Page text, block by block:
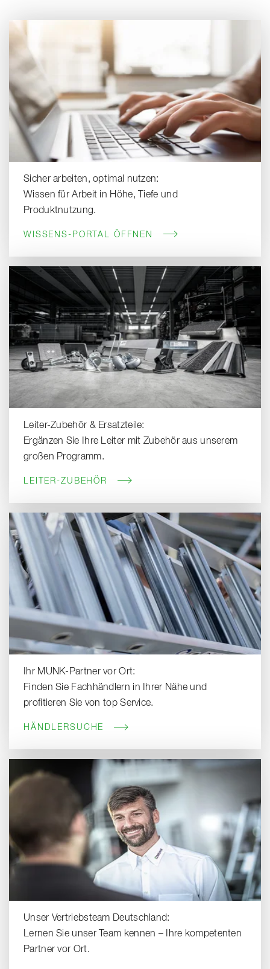
Sicher arbeiten, optimal nutzen:
Wissen für Arbeit in Höhe, Tiefe und
Produktnutzung.
WISSENS-PORTAL ÖFFNEN
Leiter-Zubehör & Ersatzteile:
Ergänzen Sie Ihre Leiter mit Zubehör aus unserem
großen Programm.
LEITER-ZUBEHÖR
Ihr MUNK-Partner vor Ort:
Finden Sie Fachhändlern in Ihrer Nähe und
profitieren Sie von top Service.
HÄNDLERSUCHE
Unser Vertriebsteam Deutschland:
Lernen Sie unser Team kennen – Ihre kompetenten
Partner vor Ort.